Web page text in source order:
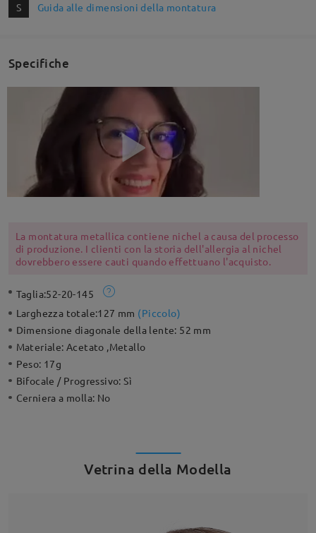
S Guida alle dimensioni della montatura
Specifiche
La montatura metallica contiene nichel a causa del processo
di produzione. I clienti con la storia dell'allergia al nichel
dovrebbero essere cauti quando effettuano l'acquisto.
Taglia:52-20-145
Larghezza totale:127 mm (Piccolo)
Dimensione diagonale della lente: 52 mm
Materiale:Acetato ,Metallo
Peso: 17g
Bifocale / Progressivo:Sì
Cerniera a molla: No
Vetrina della Modella